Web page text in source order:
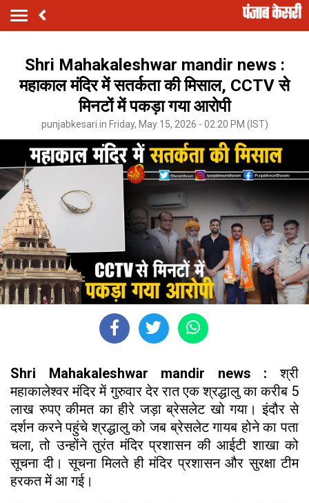
Shri Mahakaleshwar mandir news :
महाकाल मंदिर में सतर्कता की मिसाल, CCTV से
मिनटों में पकड़ा गया आरोपी
punjabkesari.in Friday, May 15, 2026 - 02:20 PM (IST)
Shri Mahakaleshwar mandir news :श्री
महाकालेश्वर मंदिर में गुरुवार देर रात एक श्रद्धालु का करीब 5
लाख रुपए कीमत का हीरे जड़ा ब्रेसलेट खो गया। इंदौर से
दर्शन करने पहुंचे श्रद्धालु को जब ब्रेसलेट गायब होने का पता
चला, तो उन्होंने तुरंत मंदिर प्रशासन की आईटी शाखा को
सूचना दी। सूचना मिलते ही मंदिर प्रशासन और सुरक्षा टीम
हरकत में आ गई।